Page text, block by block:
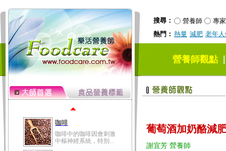
搜尋： 營養師
專家
熱門： 熱量 減肥 老年
營養師觀點
量極低是水腫病人的...
豆豉裡頭含有營養的蛋
白質、脂肪、鈣、磷...
榛果
榛果裡所含的營養素有
迷迭香
迷迭香 裡頭含有咖啡
酸、迷迭香酸、植物...
咖啡
咖啡中的咖啡因會刺激
中樞神經系統，特別...
葡萄酒加奶酪減
謝宜芳 營養師